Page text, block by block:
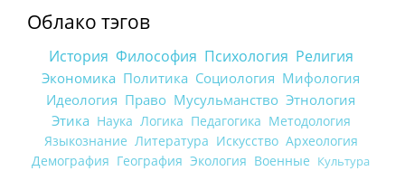
Облако тэгов
История Философия Психология Религия
Экономика Политика Социология Мифология
Идеология Право Мусульманство Этнология
Этика Наука Логика Педагогика Методология
Языкознание Литература Искусство Археология
Демография География Экология Военные Культура